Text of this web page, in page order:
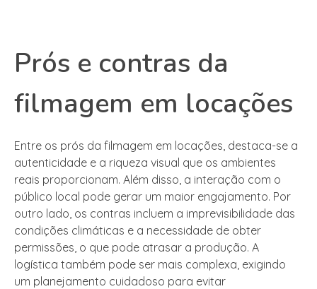
Prós e contras da
filmagem em locações
Entre os prós da filmagem em locações, destaca-se a
autenticidade e a riqueza visual que os ambientes
reais proporcionam. Além disso, a interação com o
público local pode gerar um maior engajamento. Por
outro lado, os contras incluem a imprevisibilidade das
condições climáticas e a necessidade de obter
permissões, o que pode atrasar a produção. A
logística também pode ser mais complexa, exigindo
um planejamento cuidadoso para evitar